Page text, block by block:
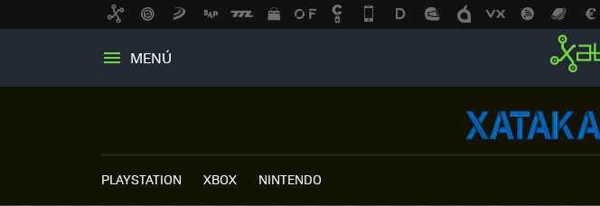
MENÚ
PLAYSTATION XBOX NINTENDO